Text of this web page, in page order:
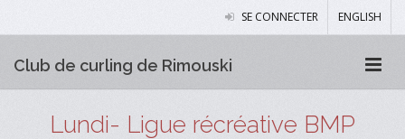
SE CONNECTER ENGLISH
Club de curling de Rimouski
Lundi- Ligue récréative BMP